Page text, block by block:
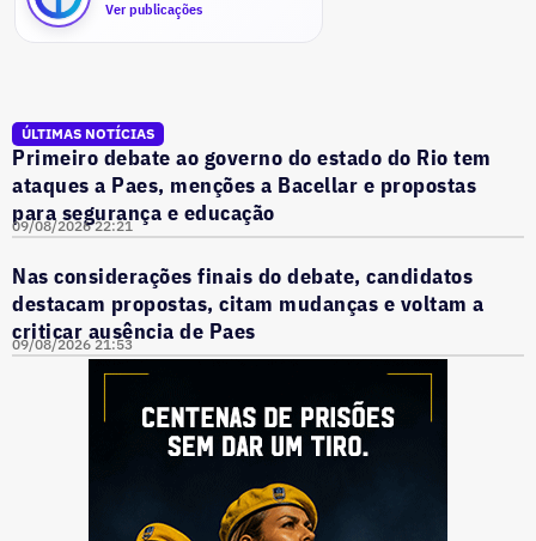
Ver publicações
ÚLTIMAS NOTÍCIAS
Primeiro debate ao governo do estado do Rio tem
ataques a Paes, menções a Bacellar e propostas
para segurança e educação
09/08/2026 22:21
Nas considerações finais do debate, candidatos
destacam propostas, citam mudanças e voltam a
criticar ausência de Paes
09/08/2026 21:53